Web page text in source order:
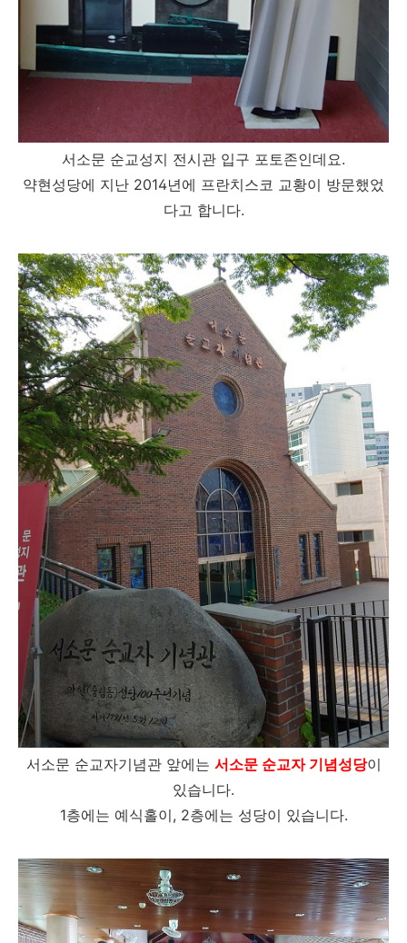
서소문 순교성지 전시관 입구 포토존인데요.
약현성당에 지난 2014년에 프란치스코 교황이 방문했었
다고 합니다.
서소문 순교자기념관 앞에는 서소문 순교자 기념성당이
있습니다.
1층에는 예식홀이, 2층에는 성당이 있습니다.